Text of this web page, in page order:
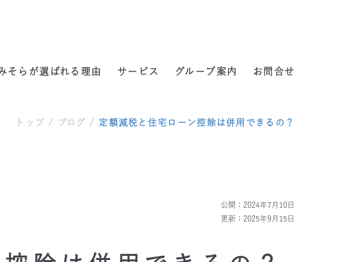
そらが選ばれる理由 サービス グループ案内 お問合せ
の声 よくある質問
セス
トップ / ブログ / 定額減税と住宅ローン控除は併用できるの？
公開：2024年7月10日
更新：2025年9月15日